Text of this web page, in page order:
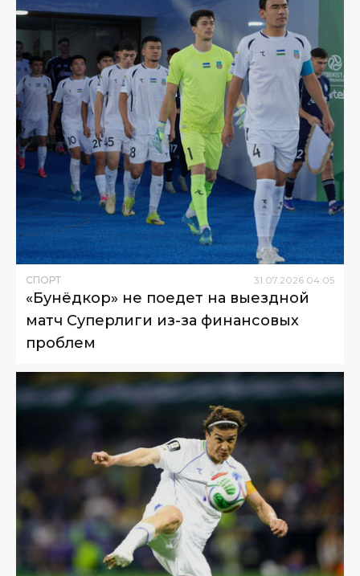
СПОРТ 31.07.2026 04:05
«Бунёдкор» не поедет на выездной
матч Суперлиги из-за финансовых
проблем